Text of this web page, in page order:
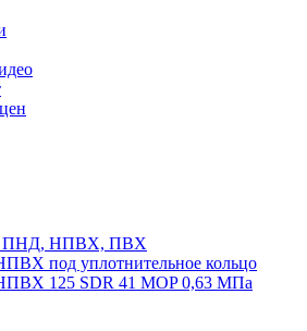
ПНД, НПВХ, ПВХ
под уплотнительное кольцо
125 SDR 41 MOP 0,63 МПа